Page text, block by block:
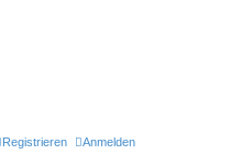
Anmelden
Registrieren